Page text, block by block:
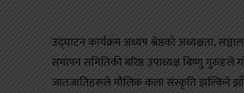
उद्घाटन कार्यक्रम अध्यष श्रेष्ठको अध्यक्षता,
समापन समितिकी बरिष्ठ उपाध्यक्ष बिष्णु गुरुङले
जातजातिहरूले मौलिक कला संस्कृति झल्किने